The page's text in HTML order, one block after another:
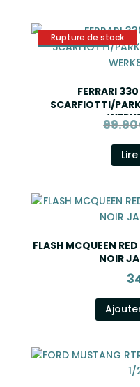
FERRARI
SCARFIOTTI/
99.90
FLASH MCQUEEN
NOIR